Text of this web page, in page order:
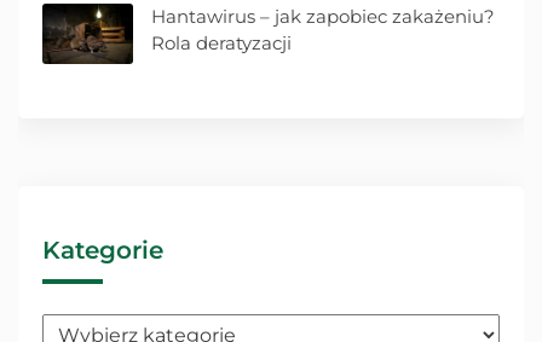
Hantawirus – jak zapobiec zakażeniu?
Rola deratyzacji
Kategorie
Kategorie